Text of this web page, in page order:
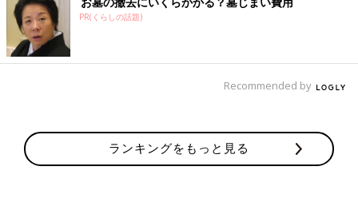
PR(くらしの話題)
Recommended by
ランキングをもっと見る